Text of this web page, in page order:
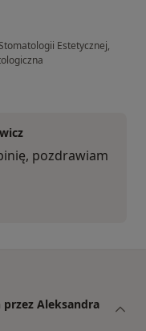
Estetycznej,
pozdrawiam
Aleksandra